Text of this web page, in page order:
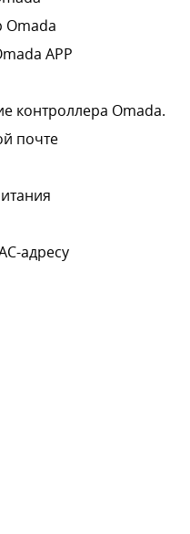
Omada
APP
контроллера Omada.
почте
адресу